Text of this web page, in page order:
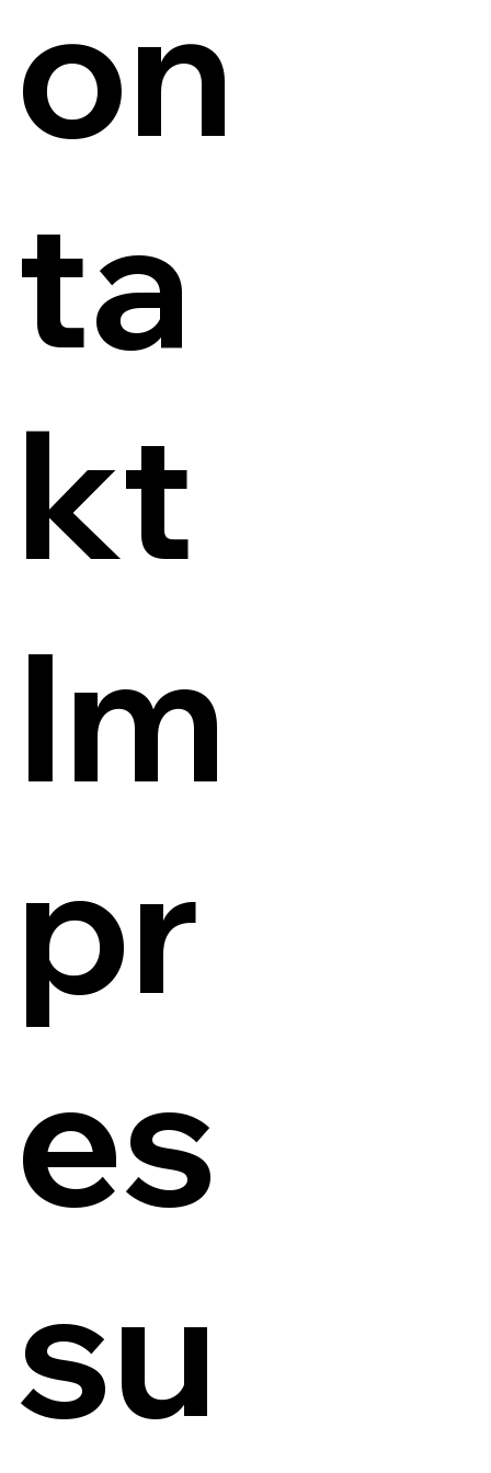
on
ta
kt
Im
pr
es
su